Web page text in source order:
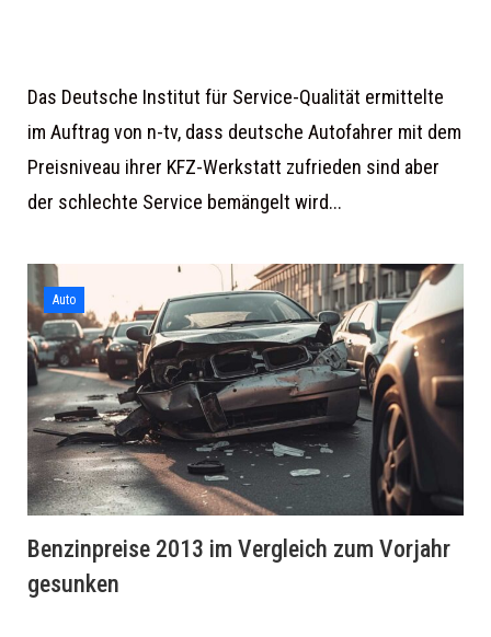
Das Deutsche Institut für Service-Qualität ermittelte
im Auftrag von n-tv, dass deutsche Autofahrer mit dem
Preisniveau ihrer KFZ-Werkstatt zufrieden sind aber
der schlechte Service bemängelt wird...
Auto
Benzinpreise 2013 im Vergleich zum Vorjahr
gesunken